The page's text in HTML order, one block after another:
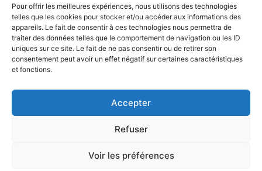
Pour offrir les meilleures expériences, nous utilisons des technologies
telles que les cookies pour stocker et/ou accéder aux informations des
appareils. Le fait de consentir à ces technologies nous permettra de
traiter des données telles que le comportement de navigation ou les ID
uniques sur ce site. Le fait de ne pas consentir ou de retirer son
consentement peut avoir un effet négatif sur certaines caractéristiques
et fonctions.
Accepter
Refuser
Voir les préférences